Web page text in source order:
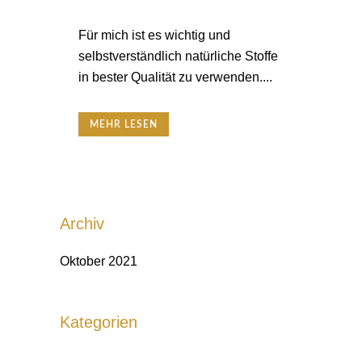
Für mich ist es wichtig und
selbstverständlich natürliche Stoffe
in bester Qualität zu verwenden....
MEHR LESEN
Archiv
Oktober 2021
Kategorien